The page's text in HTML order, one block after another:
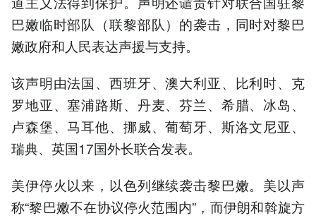
巴嫩临时部队（联黎部队）的袭击，同时对黎巴
嫩政府和人民表达声援与支持。
该声明由法国、西班牙、澳大利亚、比利时、克
罗地亚、塞浦路斯、丹麦、芬兰、希腊、冰岛、
卢森堡、马耳他、挪威、葡萄牙、斯洛文尼亚、
瑞典、英国17国外长联合发表。
美伊停火以来，以色列继续袭击黎巴嫩。美以声
称“黎巴嫩不在协议停火范围内”，而伊朗和斡旋方